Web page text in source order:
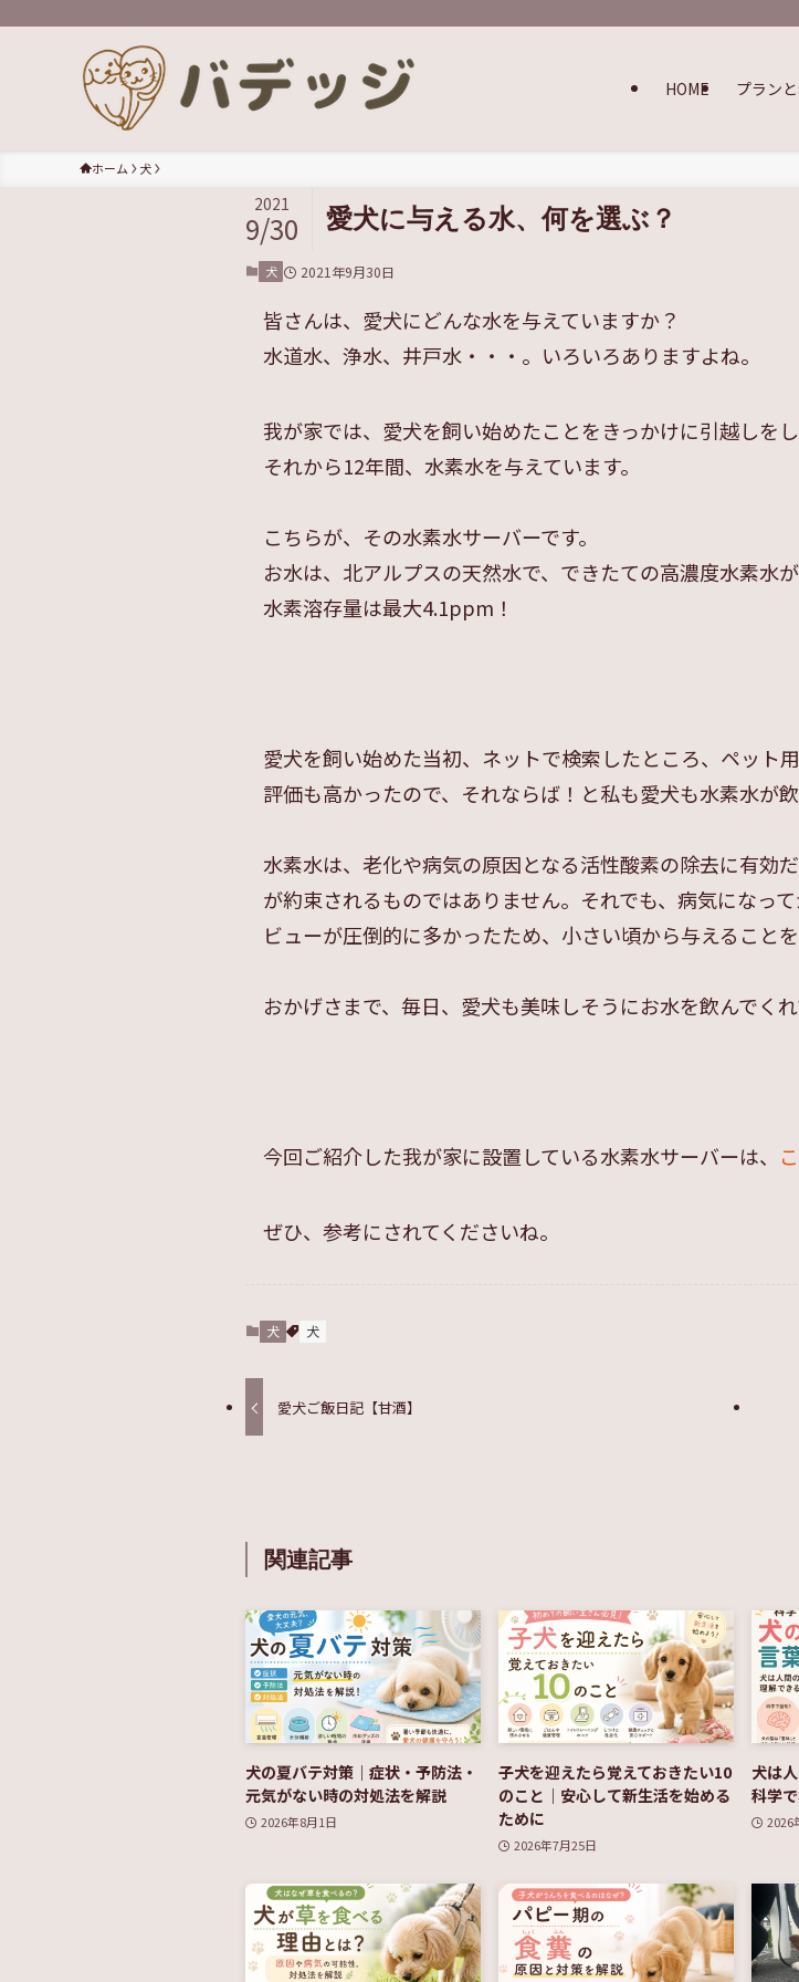
HOME プラン
ホーム 犬
愛犬に与える水、何を選ぶ？
2021
9/30
犬 2021年9月30日
皆さんは、愛犬にどんな水を与えていますか？
水道水、浄水、井戸水・・・。いろいろありますよね。
我が家では、愛犬を飼い始めたことをきっかけに引越しを
それから12年間、水素水を与えています。
こちらが、その水素水サーバーです。
お水は、北アルプスの天然水で、できたての高濃度水素水が
水素溶存量は最大4.1ppm！
愛犬を飼い始めた当初、ネットで検索したところ、ペット
評価も高かったので、それならば！と私も愛犬も水素水が
水素水は、老化や病気の原因となる活性酸素の除去に有効
が約束されるものではありません。それでも、病気になっ
ビューが圧倒的に多かったため、小さい頃から与えることを
おかげさまで、毎日、愛犬も美味しそうにお水を飲んでくれ
今回ご紹介した我が家に設置している水素水サーバーは、
ぜひ、参考にされてくださいね。
犬 犬
愛犬ご飯日記【甘酒】
関連記事
犬の夏バテ対策｜症状・予防法・
元気がない時の対処法を解説
2026年8月1日
子犬を迎えたら覚えておきたい10
のこと｜安心して新生活を始める
ために
2026年7月25日
犬は
科学
2026